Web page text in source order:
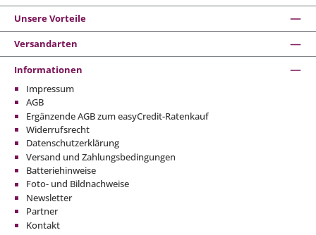
Unsere Vorteile
Versandarten
Informationen
Impressum
AGB
Ergänzende AGB zum easyCredit-Ratenkauf
Widerrufsrecht
Datenschutzerklärung
Versand und Zahlungsbedingungen
Batteriehinweise
Foto- und Bildnachweise
Newsletter
Partner
Kontakt